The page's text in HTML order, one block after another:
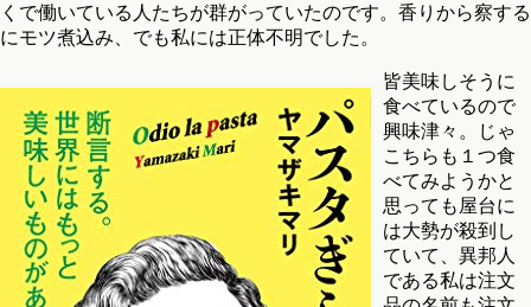
くで働いている人たちが群がっていたのです。香りから察する
にモツ煮込み、でも私には正体不明でした。
皆美味しそうに
食べているので
興味津々。じゃ
こちらも１つ食
べてみようかと
思っても屋台に
は大勢が殺到し
ていて、異邦人
である私は注文